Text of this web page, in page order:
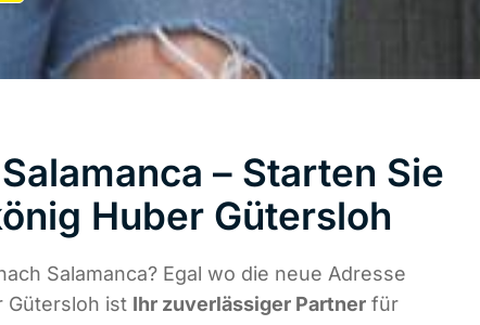
– Starten Sie
Huber Gütersloh
Salamanca? Egal wo die neue Adresse
Gütersloh ist Ihr zuverlässiger Partner für